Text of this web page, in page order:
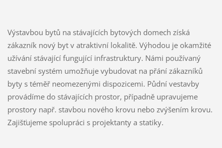
Výstavbou bytů na stávajících bytových domech získá
zákazník nový byt v atraktivní lokalitě. Výhodou je okamžité
užívání stávající fungující infrastruktury. Námi používaný
stavební systém umožňuje vybudovat na přání zákazníků
byty s téměř neomezenými dispozicemi. Půdní vestavby
provádíme do stávajících prostor, případně upravujeme
prostory např. stavbou nového krovu nebo zvýšením krovu.
Zajišťujeme spolupráci s projektanty a statiky.